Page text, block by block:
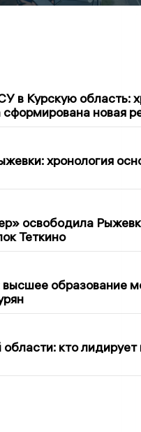
в Курскую область:
новая
хронология
освободила
Теткино
высшее образование
кто лидирует